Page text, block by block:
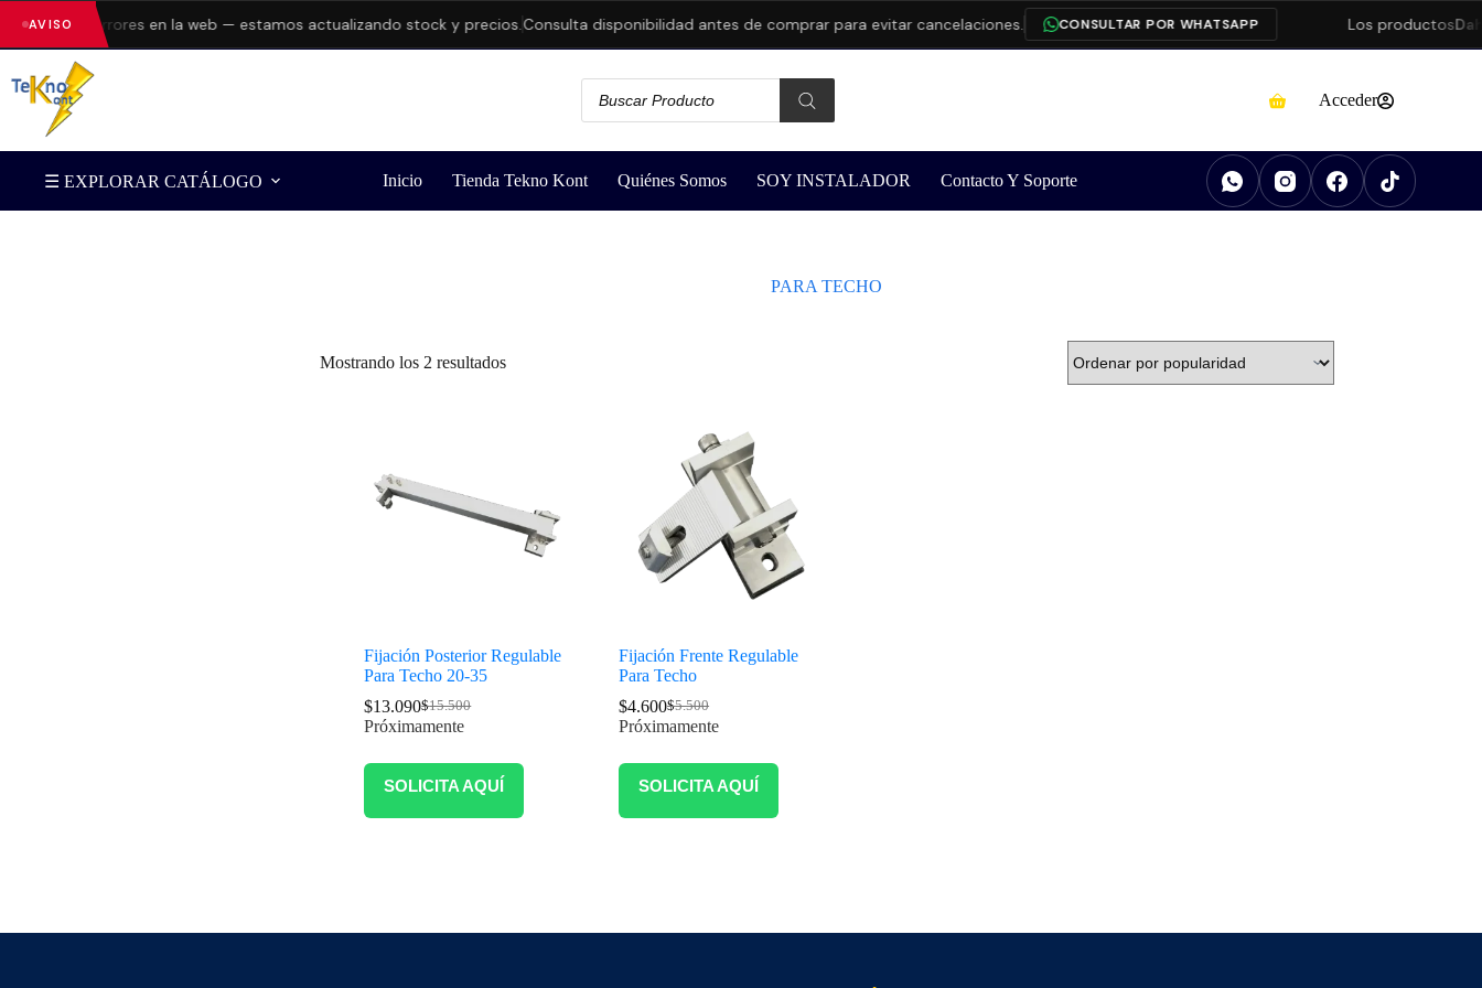
AVISO errores en la web — estamos actualizando stock y precios.Consulta disponibilidad antes de comprar para evitar cancelaciones. CONSULTAR POR WHATSAPP Los productos
Acceder
☰ EXPLORAR CATÁLOGO Inicio Tienda Tekno Kont Quiénes Somos SOY INSTALADOR Contacto Y Soporte
PARA TECHO
Mostrando los 2 resultados
Fijación Posterior Regulable
Para Techo 20-35
$15.500
$13.090
Próximamente
SOLICITA AQUÍ
Fijación Frente Regulable
Para Techo
$5.500
$4.600
Próximamente
SOLICITA AQUÍ